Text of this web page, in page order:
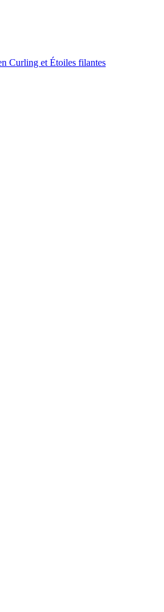
Curling et Étoiles filantes